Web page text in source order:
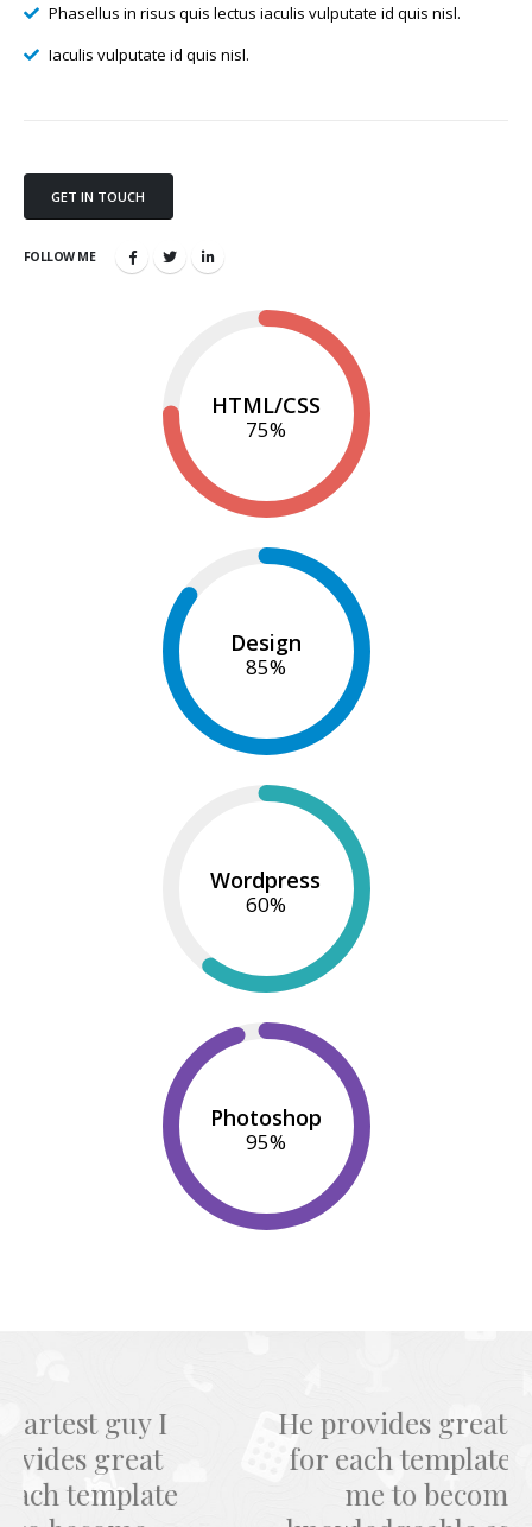
Phasellus in risus quis lectus iaculis vulputate id quis nisl.
Iaculis vulputate id quis nisl.
GET IN TOUCH
FOLLOW ME
HTML/CSS
75%
Design
85%
Wordpress
60%
Photoshop
95%
He provides great tech service
for each template and allows
me to become more